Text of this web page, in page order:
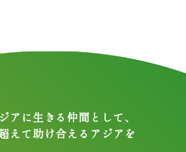
アに生きる仲間として、
えて助け合えるアジアを